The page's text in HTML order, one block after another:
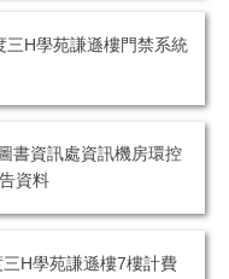
H學苑謙遜樓門禁系統
書資訊處資訊機房環控
資料
H學苑謙遜樓7樓計費